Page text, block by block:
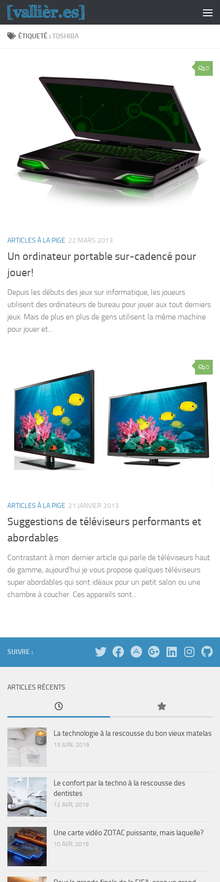
Skip to content
ÉTIQUETÉ :TOSHIBA
0
ARTICLES À LA PIGE 22 MARS 2013
Un ordinateur portable sur-cadencé pour
jouer!
Depuis les débuts des jeux sur informatique, les joueurs
utilisent des ordinateurs de bureau pour jouer aux tout derniers
jeux. Mais de plus en plus de gens utilisent la même machine
pour jouer et...
0
ARTICLES À LA PIGE 21 JANVIER 2013
Suggestions de téléviseurs performants et
abordables
Contrastant à mon dernier article qui parle de téléviseurs haut
de gamme, aujourd’hui je vous propose quelques téléviseurs
super abordables qui sont idéaux pour un petit salon ou une
chambre à coucher. Ces appareils sont...
SUIVRE :
ARTICLES RÉCENTS
La technologie à la rescousse du bon vieux matelas
13 JUIN, 2019
Le confort par la techno à la rescousse des
dentistes
12 AVR, 2019
Une carte vidéo ZOTAC puissante, mais laquelle?
10 AVR, 2019